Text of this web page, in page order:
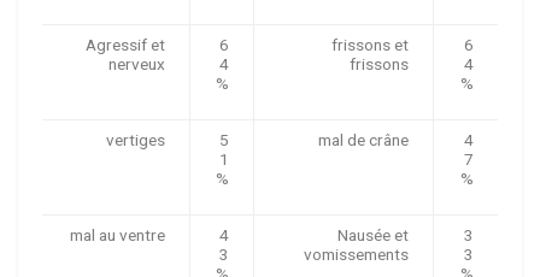
Agressif et
nerveux
6
4
%
frissons et
frissons
6
4
%
vertiges
5
1
%
mal de crâne
4
7
%
mal au ventre
4
3
Nausée et
vomissements
3
3